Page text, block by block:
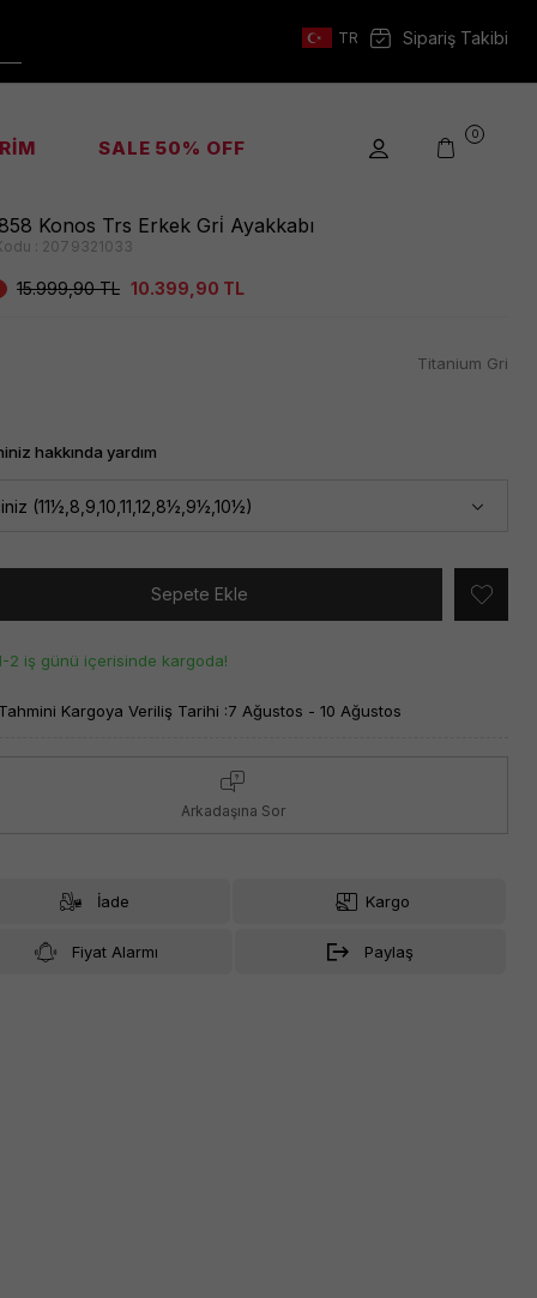
TR Sipariş Takibi
SALE 50% OFF
0
Konos Trs Erkek Gri̇ Ayakkabı
: 2079321033
15.999,90TL 10.399,90 TL
Titanium Gri
hakkında yardım
(11½,8,9,10,11,12,8½,9½,10½)
Sepete Ekle
2 iş günü içerisinde kargoda!
Tahmini Kargoya Veriliş Tarihi :7 Ağustos - 10 Ağustos
Arkadaşına Sor
İade Kargo
Fiyat Alarmı Paylaş